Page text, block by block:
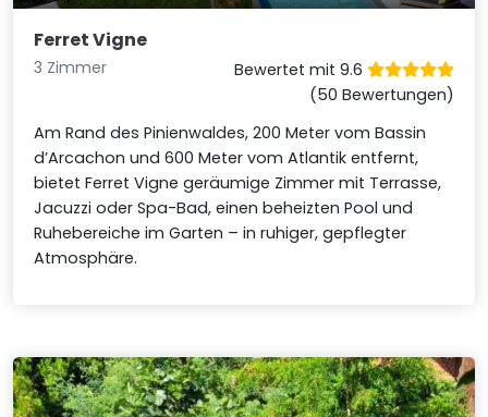
Ferret Vigne
3 Zimmer
Bewertet mit 9.6
(50 Bewertungen)
Am Rand des Pinienwaldes, 200 Meter vom Bassin
d’Arcachon und 600 Meter vom Atlantik entfernt,
bietet Ferret Vigne geräumige Zimmer mit Terrasse,
Jacuzzi oder Spa-Bad, einen beheizten Pool und
Ruhebereiche im Garten – in ruhiger, gepflegter
Atmosphäre.